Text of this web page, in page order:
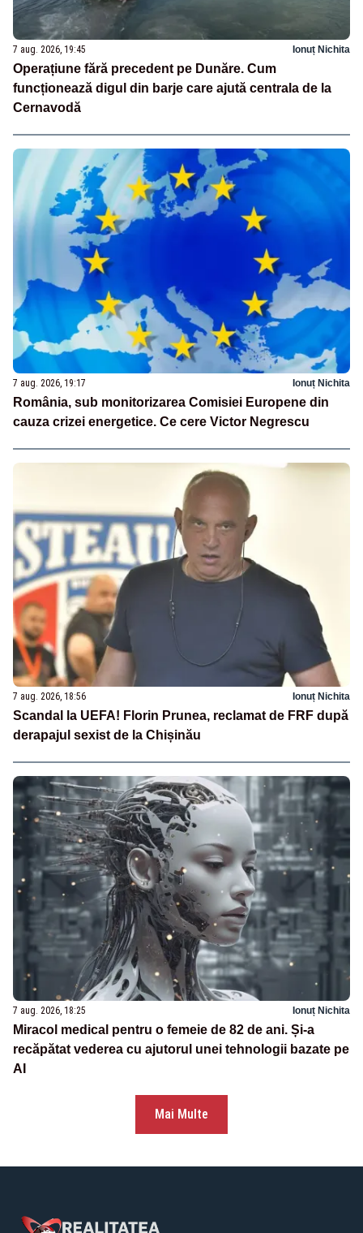
7 aug. 2026, 19:45 Ionuț Nichita
Operațiune fără precedent pe Dunăre. Cum
funcționează digul din barje care ajută centrala de la
Cernavodă
7 aug. 2026, 19:17 Ionuț Nichita
România, sub monitorizarea Comisiei Europene din
cauza crizei energetice. Ce cere Victor Negrescu
7 aug. 2026, 18:56 Ionuț Nichita
Scandal la UEFA! Florin Prunea, reclamat de FRF după
derapajul sexist de la Chișinău
7 aug. 2026, 18:25 Ionuț Nichita
Miracol medical pentru o femeie de 82 de ani. Și-a
recăpătat vederea cu ajutorul unei tehnologii bazate pe
AI
Mai Multe